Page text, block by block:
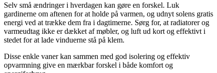
Selv små ændringer i hverdagen kan gøre en forskel. Luk
gardinerne om aftenen for at holde på varmen, og udnyt solens gratis
energi ved at trække dem fra i dagtimerne. Sørg for, at radiatorer og
varmeudtag ikke er dækket af møbler, og luft ud kort og effektivt i
stedet for at lade vinduerne stå på klem.
Disse enkle vaner kan sammen med god isolering og effektiv
opvarmning give en mærkbar forskel i både komfort og